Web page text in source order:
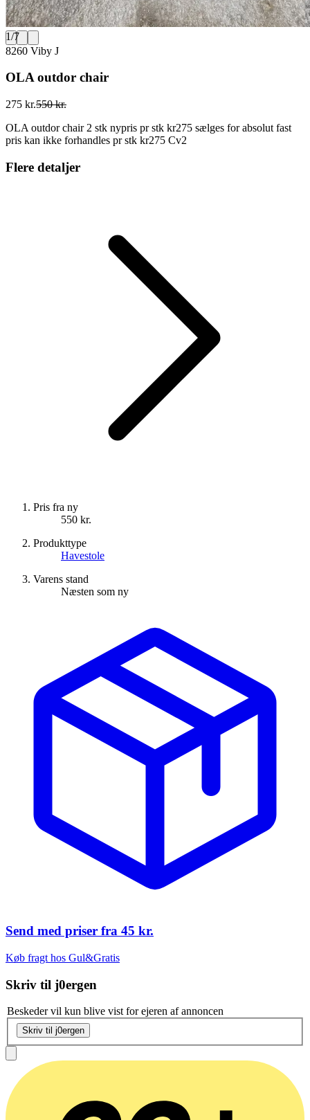
1/7
8260 Viby J
OLA outdor chair
275 kr.550 kr.
OLA outdor chair 2 stk nypris pr stk kr275 sælges for absolut fast
pris kan ikke forhandles pr stk kr275 Cv2
Flere detaljer
Pris fra ny
550 kr.
Produkttype
Havestole
Varens stand
Næsten som ny
Send med priser fra 45 kr.
Køb fragt hos Gul&Gratis
Skriv til j0ergen
Beskeder vil kun blive vist for ejeren af annoncen
Skriv til j0ergen